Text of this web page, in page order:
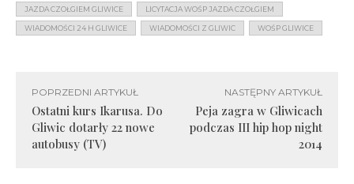
JAZDA CZOŁGIEM GLIWICE LICYTACJA WOŚP JAZDA CZOŁGIEM
WIADOMOŚCI 24 H GLIWICE WIADOMOŚCI Z GLIWIC WOŚP GLIWICE
POPRZEDNI ARTYKUŁ
Ostatni kurs Ikarusa. Do
Gliwic dotarły 22 nowe
autobusy (TV)
NASTĘPNY ARTYKUŁ
Peja zagra w Gliwicach
podczas III hip hop night
2014